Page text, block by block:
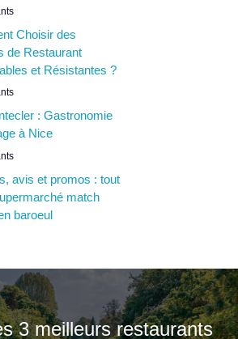
Choisir des
de Restaurant
et Résistantes ?
: Gastronomie
à Nice
avis et promos : tout
match
baroeul
3 meilleurs restaurants